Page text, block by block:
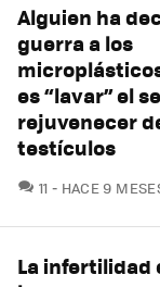
Alguien ha
guerra a los
es “lavar” el
rejuvenecer
testículos
11 COMENTARIOS
HACE 9
La infertilidad